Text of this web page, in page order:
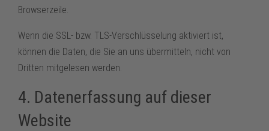
Browserzeile.
Wenn die SSL- bzw. TLS-Verschlüsselung aktiviert ist,
können die Daten, die Sie an uns übermitteln, nicht von
Dritten mitgelesen werden.
4. Datenerfassung auf dieser
Website